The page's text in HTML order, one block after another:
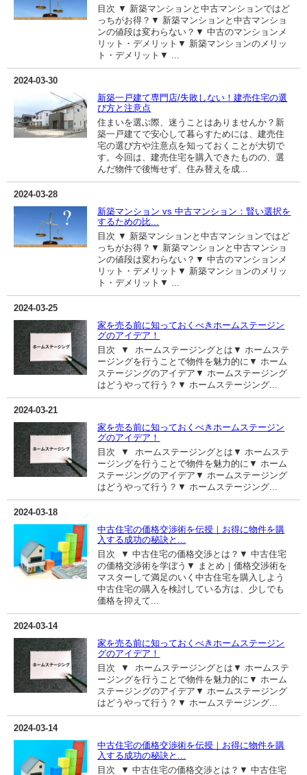
目次 ▼ 新築マンションと中古マンションではど
っちがお得？▼ 新築マンションと中古マンショ
ンの値段は変わらない？▼ 中古のマンションメ
リット・デメリット▼ 新築マンションのメリッ
ト・デメリット▼ ...
2024-03-30
新築一戸建て専門店/失敗しない！建売住宅の選
び方と注意点
住まいを選ぶ際、迷うことはありませんか？新
築一戸建てで安心して暮らすためには、建売住
宅の選び方や注意点を知っておくことが大切で
す。今回は、建売住宅を購入できたものの、選
んだ物件で後悔せず、住み替えを成...
2024-03-28
新築マンション vs 中古マンション：賢い選択を
するための比...
目次 ▼ 新築マンションと中古マンションではど
っちがお得？▼ 新築マンションと中古マンショ
ンの値段は変わらない？▼ 中古のマンションメ
リット・デメリット▼ 新築マンションのメリッ
ト・デメリット▼ ...
2024-03-25
家を売る前に知っておくべきホームステージン
グのアイデア！
目次 ▼ ホームステージングとは▼ ホームステ
ージングを行うことで物件を魅力的に▼ ホーム
ステージングのアイデア▼ ホームステージング
はどうやって行う？▼ ホームステージング...
2024-03-21
家を売る前に知っておくべきホームステージン
グのアイデア！
目次 ▼ ホームステージングとは▼ ホームステ
ージングを行うことで物件を魅力的に▼ ホーム
ステージングのアイデア▼ ホームステージング
はどうやって行う？▼ ホームステージング...
2024-03-18
中古住宅の価格交渉術を伝授｜お得に物件を購
入する成功の秘訣と...
目次 ▼ 中古住宅の価格交渉とは？▼ 中古住宅
の価格交渉術を学ぼう▼ まとめ｜価格交渉術を
マスターして満足のいく中古住宅を購入しよう
中古住宅の購入を検討している方は、少しでも
価格を抑えて...
2024-03-14
家を売る前に知っておくべきホームステージン
グのアイデア！
目次 ▼ ホームステージングとは▼ ホームステ
ージングを行うことで物件を魅力的に▼ ホーム
ステージングのアイデア▼ ホームステージング
はどうやって行う？▼ ホームステージング...
2024-03-14
中古住宅の価格交渉術を伝授｜お得に物件を購
入する成功の秘訣と...
目次 ▼ 中古住宅の価格交渉とは？▼ 中古住宅